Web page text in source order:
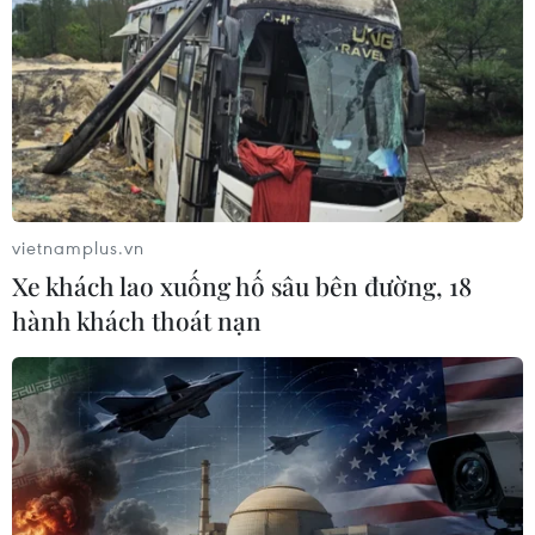
Giá dầu tăng vọt do Iran xem xét cấm
tàu Mỹ và Israel qua eo biển Hormuz
07/08/2026 00:45
Giá vàng thế giới quay đầu giảm nhẹ
do áp lực chốt lời
07/08/2026 00:31
Mexico triển khai hàng nghìn binh sỹ
bảo vệ các vùng trồng bơ trọng điểm
07/08/2026 00:09
vietnamplus.vn
Xe khách lao xuống hố sâu bên đường, 18
hành khách thoát nạn